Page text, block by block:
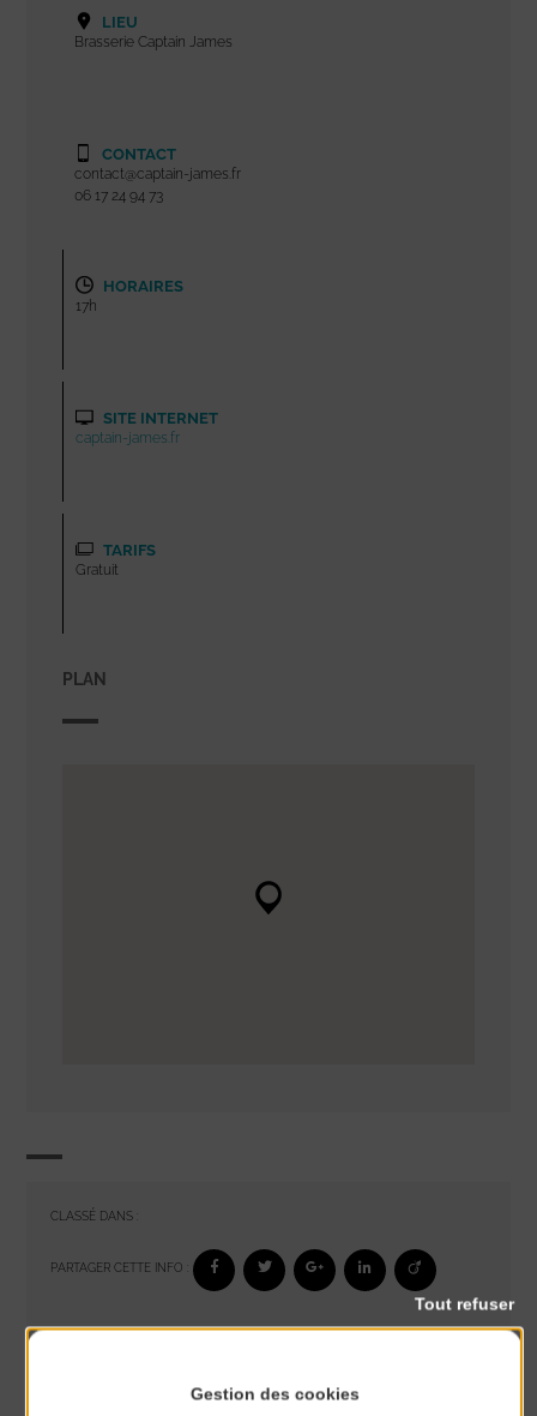
LIEU
Brasserie Captain James
CONTACT
contact@captain-james.fr
06 17 24 94 73
HORAIRES
17h
SITE INTERNET
captain-james.fr
TARIFS
Gratuit
PLAN
CLASSÉ DANS :
PARTAGER CETTE INFO :
Gestion des cookies
Tout refuser